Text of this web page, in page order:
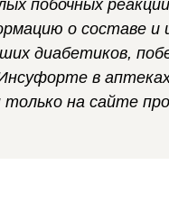
побочных
о составе и
диабетиков,
в
на сайте